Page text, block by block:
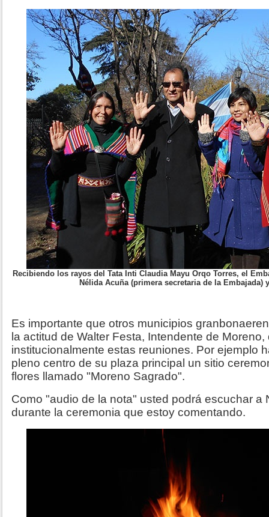
Recibiendo los rayos del Tata Inti Claudia Mayu Orqo Torres, el
Nélida Acuña (primera secretaria de la Embajada)
Es importante que otros municipios
la actitud de Walter Festa, Intendente de
institucionalmente estas reuniones. Por ejemplo
pleno centro de su plaza principal un sitio
flores llamado "Moreno Sagrado".
Como "audio de la nota" usted podrá escuchar a
durante la ceremonia que estoy comentando.